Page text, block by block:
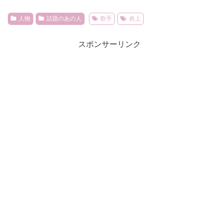
人物 話題のあの人 歌手 炎上
スポンサーリンク